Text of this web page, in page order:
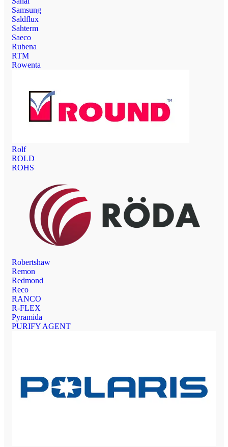
Samsung
Saldflux
Sahterm
Saeco
Rubena
RTM
Rowenta
Rolf
ROLD
ROHS
Robertshaw
Remon
Redmond
Reco
RANCO
R-FLEX
Pyramida
PURIFY AGENT